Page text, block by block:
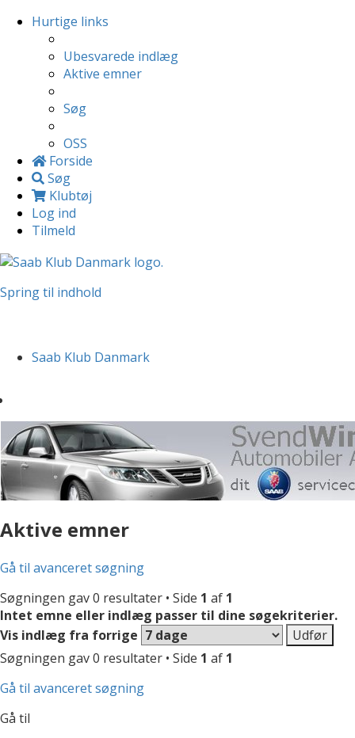
Hurtige links
Ubesvarede indlæg
Aktive emner
Søg
OSS
Forside
Søg
Klubtøj
Log ind
Tilmeld
Spring til indhold
Saab Klub Danmark
Aktive emner
Gå til avanceret søgning
Søgningen gav 0 resultater • Side 1 af 1
Intet emne eller indlæg passer til dine søgekriterier.
Vis indlæg fra forrige
Søgningen gav 0 resultater • Side 1 af 1
Gå til avanceret søgning
Gå til